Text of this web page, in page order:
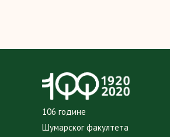
106 године
Шумарског факултета